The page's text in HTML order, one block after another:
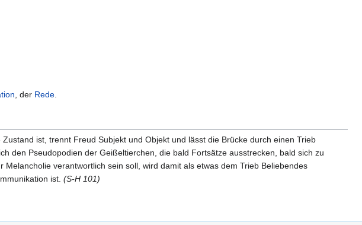
, der Rede
ist, trennt Freud Subjekt und Objekt und lässt die Brücke durch einen Trieb
den Pseudopodien der Geißeltierchen, die bald Fortsätze ausstrecken, bald sich zu
verantwortlich sein soll, wird damit als etwas dem Trieb Beliebendes
ist. (S-H 101)